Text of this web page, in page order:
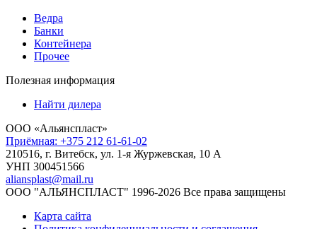
Ведра
Банки
Контейнера
Прочее
Полезная информация
Найти дилера
ООО «Альянспласт»
Приёмная: +375 212 61-61-02
210516, г. Витебск, ул. 1-я Журжевская, 10 А
УНП 300451566
aliansplast@mail.ru
ООО "АЛЬЯНСПЛАСТ" 1996-2026 Все права защищены
Карта сайта